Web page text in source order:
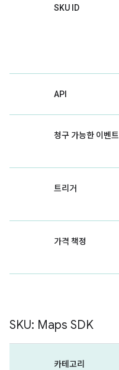
SKU ID
API
청구 가능한 이벤트
트리거
가격 책정
SKU: Maps SDK
카테고리